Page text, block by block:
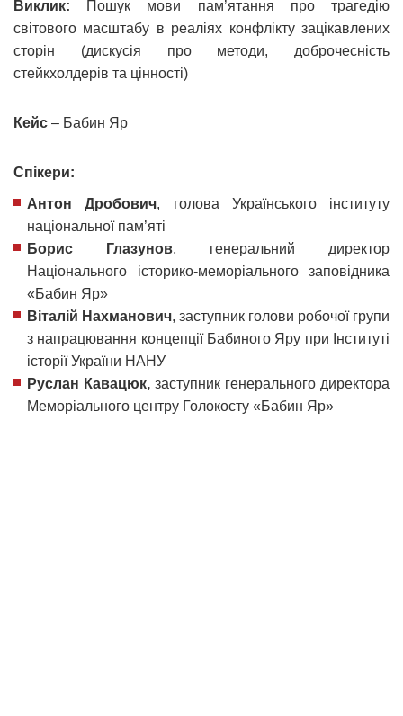
Виклик: Пошук мови пам’ятання про трагедію
світового масштабу в реаліях конфлікту зацікавлених
сторін (дискусія про методи, доброчесність
стейкхолдерів та цінності)
Кейс – Бабин Яр
Спікери:
Антон Дробович, голова Українського інституту
національної пам’яті
Борис Глазунов, генеральний директор
Національного історико-меморіального заповідника
«Бабин Яр»
Віталій Нахманович, заступник голови робочої групи
з напрацювання концепції Бабиного Яру при Інституті
історії України НАНУ
Руслан Кавацюк, заступник генерального директора
Меморіального центру Голокосту «Бабин Яр»